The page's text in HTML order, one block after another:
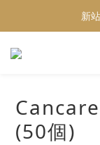
新
新
(50個)